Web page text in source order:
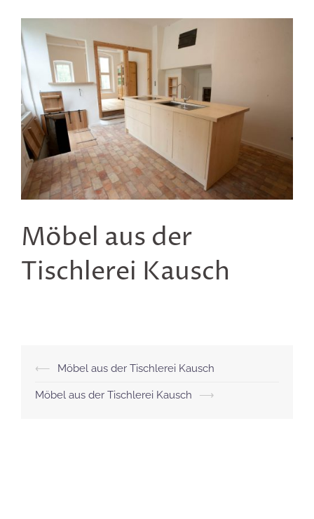
Möbel aus der
Tischlerei Kausch
Beitragsnavigation
⟵ Möbel aus der Tischlerei Kausch
Möbel aus der Tischlerei Kausch ⟶